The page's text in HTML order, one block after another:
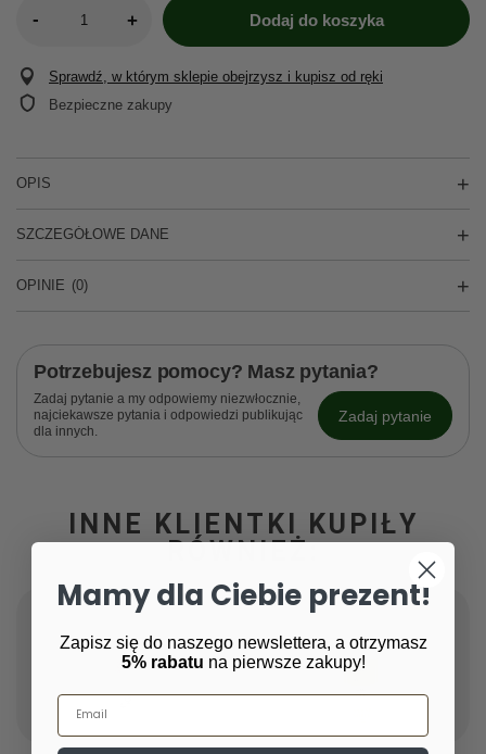
- + Dodaj do koszyka
Sprawdź, w którym sklepie obejrzysz i kupisz od ręki
Bezpieczne zakupy
OPIS
SZCZEGÓŁOWE DANE
OPINIE (0)
Potrzebujesz pomocy? Masz pytania?
Zadaj pytanie a my odpowiemy niezwłocznie,
najciekawsze pytania i odpowiedzi publikując
dla innych.
Zadaj pytanie
INNE KLIENTKI KUPIŁY
RÓWNIEŻ:
Mamy dla Ciebie prezent!
Zapisz się do naszego newslettera, a otrzymasz
5% rabatu na pierwsze zakupy!
Email